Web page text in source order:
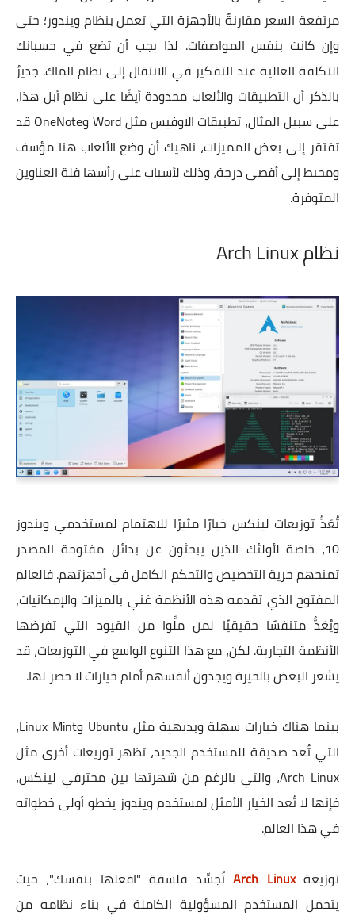
مرتفعة السعر مقارنةً بالأجهزة التي تعمل بنظام ويندوز؛ حتى
وإن كانت بنفس المواصفات. لذا يجب أن تضع في حسبانك
التكلفة العالية عند التفكير في الانتقال إلى نظام الماك. جديرٌ
بالذكر أن التطبيقات والألعاب محدودة أيضًا على نظام أبل هذا،
على سبيل المثال، تطبيقات الاوفيس مثل Word وOneNote قد
تفتقر إلى بعض المميزات، ناهيك أن وضع الألعاب هنا مؤسف
ومحبط إلى أقصى درجة، وذلك لأسباب على رأسها قلة العناوين
المتوفرة.
نظام Arch Linux
تُعَدُّ توزيعات لينكس خيارًا مثيرًا للاهتمام لمستخدمي ويندوز
10، خاصة لأولئك الذين يبحثون عن بدائل مفتوحة المصدر
تمنحهم حرية التخصيص والتحكم الكامل في أجهزتهم. فالعالم
المفتوح الذي تقدمه هذه الأنظمة غني بالميزات والإمكانيات،
ويُعَدُّ متنفسًا حقيقيًا لمن ملَّوا من القيود التي تفرضها
الأنظمة التجارية. لكن، مع هذا التنوع الواسع في التوزيعات، قد
يشعر البعض بالحيرة ويجدون أنفسهم أمام خيارات لا حصر لها.
بينما هناك خيارات سهلة وبديهية مثل Ubuntu وLinux Mint،
التي تُعد صديقة للمستخدم الجديد، تظهر توزيعات أخرى مثل
Arch Linux، والتي بالرغم من شهرتها بين محترفي لينكس،
فإنها لا تُعد الخيار الأمثل لمستخدم ويندوز يخطو أولى خطواته
في هذا العالم.
توزيعةArch Linuxتُجسِّد فلسفة "افعلها بنفسك"، حيث
يتحمل المستخدم المسؤولية الكاملة في بناء نظامه من